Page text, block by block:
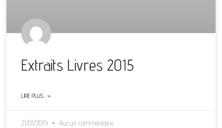
Extraits Livres 2015
LIRE PLUS… »
21/01/2019 Aucun commentaire